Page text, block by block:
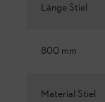
Länge Stiel
800 mm
Material Stiel